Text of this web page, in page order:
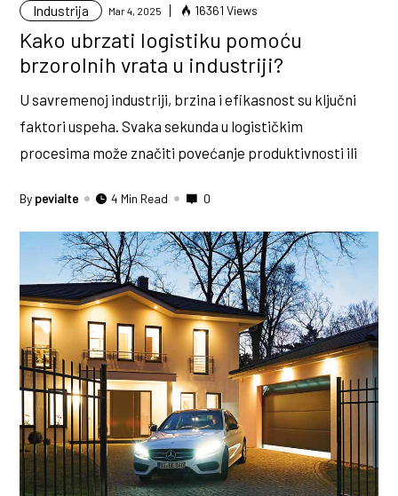
Industrija Mar 4, 2025 16361 Views
Kako ubrzati logistiku pomoću
brzorolnih vrata u industriji?
U savremenoj industriji, brzina i efikasnost su ključni
faktori uspeha. Svaka sekunda u logističkim
procesima može značiti povećanje produktivnosti ili
By pevialte 4 Min Read 0